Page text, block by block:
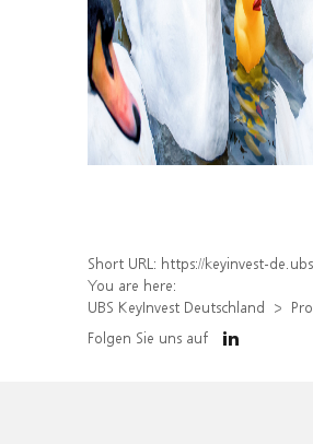
Short URL: https://keyinvest-de.ubs.com/produkt/detail/
You are here:
UBS KeyInvest Deutschland
Folgen Sie uns auf